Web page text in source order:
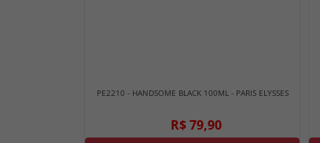
PE2210 - HANDSOME BLACK 100ML - PARIS ELYSSES
R$ 79,90